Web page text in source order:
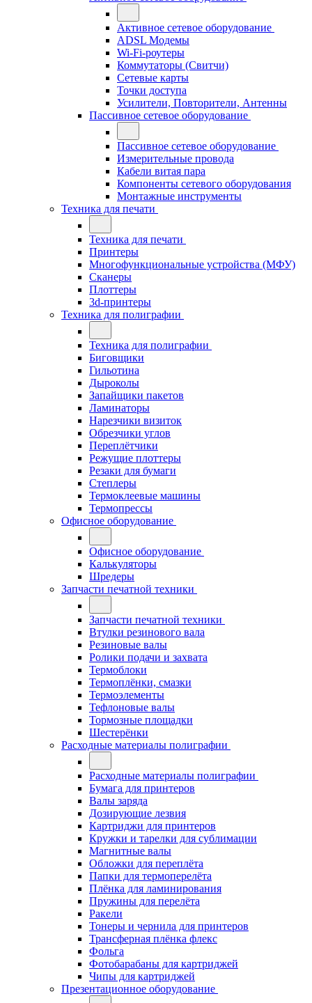
Активное сетевое оборудование
ADSL Модемы
Wi-Fi-роутеры
Коммутаторы (Свитчи)
Сетевые карты
Точки доступа
Усилители, Повторители, Антенны
Пассивное сетевое оборудование
Пассивное сетевое оборудование
Измерительные провода
Кабели витая пара
Компоненты сетевого оборудования
Монтажные инструменты
Техника для печати
Техника для печати
Принтеры
Многофункциональные устройства (МФУ)
Сканеры
Плоттеры
3d-принтеры
Техника для полиграфии
Техника для полиграфии
Биговщики
Гильотина
Дыроколы
Запайщики пакетов
Ламинаторы
Нарезчики визиток
Обрезчики углов
Переплётчики
Режущие плоттеры
Резаки для бумаги
Степлеры
Термоклеевые машины
Термопрессы
Офисное оборудование
Офисное оборудование
Калькуляторы
Шредеры
Запчасти печатной техники
Запчасти печатной техники
Втулки резинового вала
Резиновые валы
Ролики подачи и захвата
Термоблоки
Термоплёнки, смазки
Термоэлементы
Тефлоновые валы
Тормозные площадки
Шестерёнки
Расходные материалы полиграфии
Расходные материалы полиграфии
Бумага для принтеров
Валы заряда
Дозирующие лезвия
Картриджи для принтеров
Кружки и тарелки для сублимации
Магнитные валы
Обложки для переплёта
Папки для термоперелёта
Плёнка для ламинирования
Пружины для перелёта
Ракели
Тонеры и чернила для принтеров
Трансферная плёнка флекс
Фольга
Фотобарабаны для картриджей
Чипы для картриджей
Презентационное оборудование